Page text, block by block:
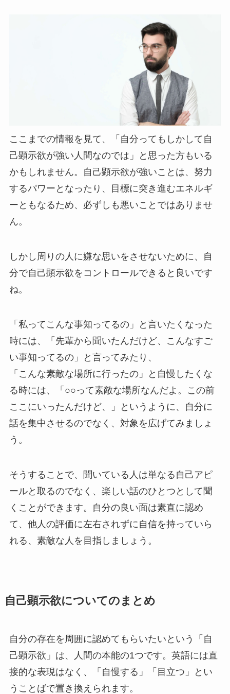
ここまでの情報を見て、「自分ってもしかして自
己顕示欲が強い人間なのでは」と思った方もいる
かもしれません。自己顕示欲が強いことは、努力
するパワーとなったり、目標に突き進むエネルギ
ーともなるため、必ずしも悪いことではありませ
ん。
しかし周りの人に嫌な思いをさせないために、自
分で自己顕示欲をコントロールできると良いです
ね。
「私ってこんな事知ってるの」と言いたくなった
時には、「先輩から聞いたんだけど、こんなすご
い事知ってるの」と言ってみたり、
「こんな素敵な場所に行ったの」と自慢したくな
る時には、「○○って素敵な場所なんだよ。この前
ここにいったんだけど、」というように、自分に
話を集中させるのでなく、対象を広げてみましょ
う。
そうすることで、聞いている人は単なる自己アピ
ールと取るのでなく、楽しい話のひとつとして聞
くことができます。自分の良い面は素直に認め
て、他人の評価に左右されずに自信を持っていら
れる、素敵な人を目指しましょう。
自己顕示欲についてのまとめ
自分の存在を周囲に認めてもらいたいという「自
己顕示欲」は、人間の本能の1つです。英語には直
接的な表現はなく、「自慢する」「目立つ」とい
うことばで置き換えられます。